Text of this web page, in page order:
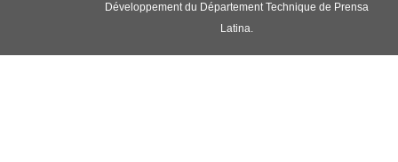
Développement du Département Technique de Prensa
Latina.